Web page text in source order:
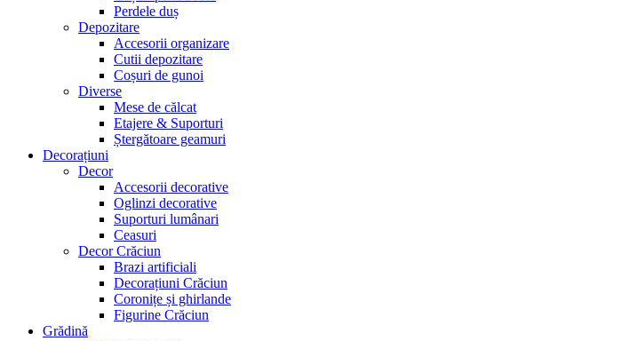
Perdele duș
Depozitare
Accesorii organizare
Cutii depozitare
Coșuri de gunoi
Diverse
Mese de călcat
Etajere & Suporturi
Ștergătoare geamuri
Decorațiuni
Decor
Accesorii decorative
Oglinzi decorative
Suporturi lumânari
Ceasuri
Decor Crăciun
Brazi artificiali
Decorațiuni Crăciun
Coronițe și ghirlande
Figurine Crăciun
Grădină